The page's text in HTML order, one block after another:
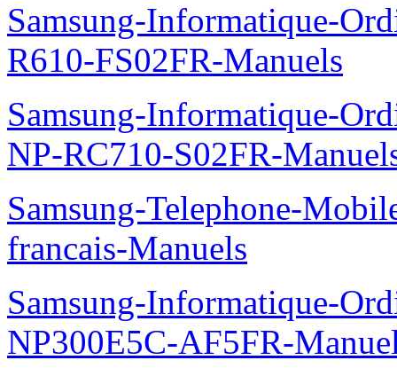
Samsung-Informatique-
R610-FS02FR-Manuels
Samsung-Informatique-
NP-RC710-S02FR-
Samsung-Telephone-
francais-Manuels
Samsung-Informatique-
NP300E5C-AF5FR-